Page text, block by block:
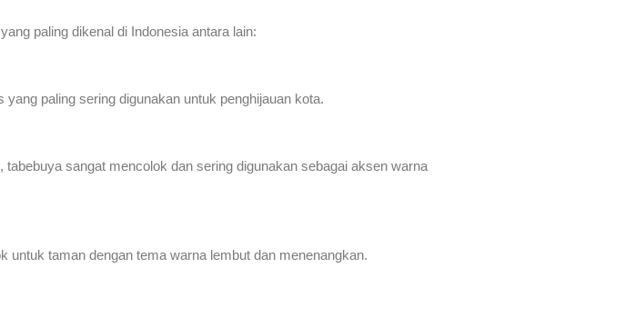
paling dikenal di Indonesia antara lain:
paling sering digunakan untuk penghijauan kota.
sangat mencolok dan sering digunakan sebagai aksen warna
untuk taman dengan tema warna lembut dan menenangkan.